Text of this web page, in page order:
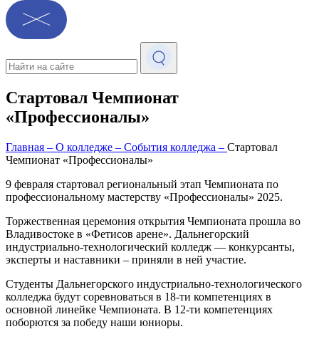
Стартовал Чемпионат
«Профессионалы»
Главная – О колледже – События колледжа – Стартовал
Чемпионат «Профессионалы»
9 февраля стартовал региональный этап Чемпионата по
профессиональному мастерству «Профессионалы» 2025.
Торжественная церемония открытия Чемпионата прошла во
Владивостоке в «Фетисов арене». Дальнегорский
индустриально-технологический колледж — конкурсанты,
эксперты и наставники – приняли в ней участие.
Студенты Дальнегорского индустриально-технологического
колледжа будут соревноваться в 18-ти компетенциях в
основной линейке Чемпионата. В 12-ти компетенциях
поборются за победу наши юниоры.